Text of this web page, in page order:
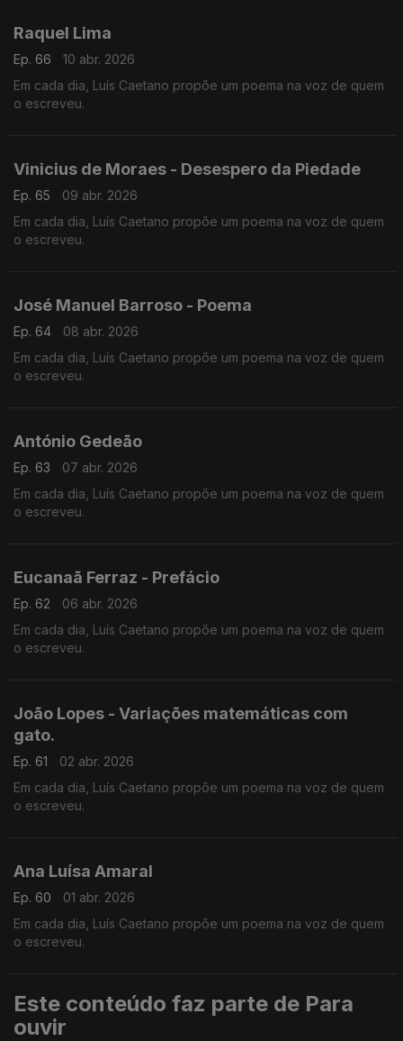
Raquel Lima
Ep. 66
10 abr. 2026
Em cada dia, Luís Caetano propõe um poema na voz de quem
o escreveu.
Vinicius de Moraes - Desespero da Piedade
Ep. 65
09 abr. 2026
Em cada dia, Luís Caetano propõe um poema na voz de quem
o escreveu.
José Manuel Barroso - Poema
Ep. 64
08 abr. 2026
Em cada dia, Luís Caetano propõe um poema na voz de quem
o escreveu.
António Gedeão
Ep. 63
07 abr. 2026
Em cada dia, Luís Caetano propõe um poema na voz de quem
o escreveu.
Eucanaã Ferraz - Prefácio
Ep. 62
06 abr. 2026
Em cada dia, Luís Caetano propõe um poema na voz de quem
o escreveu.
João Lopes - Variações matemáticas com
gato.
Ep. 61
02 abr. 2026
Em cada dia, Luís Caetano propõe um poema na voz de quem
o escreveu.
Ana Luísa Amaral
Ep. 60
01 abr. 2026
Em cada dia, Luís Caetano propõe um poema na voz de quem
o escreveu.
Este conteúdo faz parte de Para
ouvir